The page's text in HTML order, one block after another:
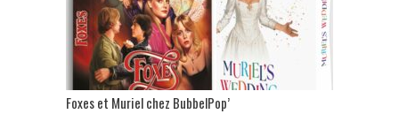
Foxes et Muriel chez BubbelPop’